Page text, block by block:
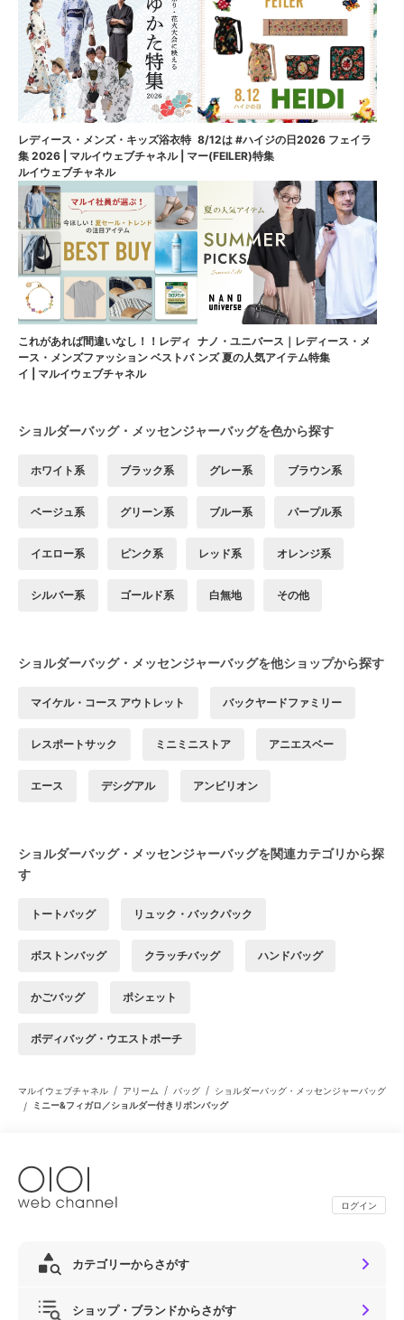
レディース・メンズ・キッズ浴衣特
集 2026 | マルイウェブチャネル | マ
ルイウェブチャネル
8/12は #ハイジの日2026 フェイラ
ー(FEILER)特集
これがあれば間違いなし！！レディ
ース・メンズファッション ベストバ
イ | マルイウェブチャネル
ナノ・ユニバース｜レディース・メ
ンズ 夏の人気アイテム特集
ショルダーバッグ・メッセンジャーバッグを色から探す
ホワイト系 ブラック系 グレー系 ブラウン系
ベージュ系 グリーン系 ブルー系 パープル系
イエロー系 ピンク系 レッド系 オレンジ系
シルバー系 ゴールド系 白無地 その他
ショルダーバッグ・メッセンジャーバッグを他ショップから探す
マイケル・コース アウトレット バックヤードファミリー
レスポートサック ミニミニストア アニエスベー
エース デシグアル アンビリオン
ショルダーバッグ・メッセンジャーバッグを関連カテゴリから探
す
トートバッグ リュック・バックパック
ボストンバッグ クラッチバッグ ハンドバッグ
かごバッグ ポシェット
ボディバッグ・ウエストポーチ
マルイウェブチャネル / アリーム / バッグ / ショルダーバッグ・メッセンジャーバッグ
/ ミニー&フィガロ／ショルダー付きリボンバッグ
ログイン
カテゴリーからさがす
ショップ・ブランドからさがす